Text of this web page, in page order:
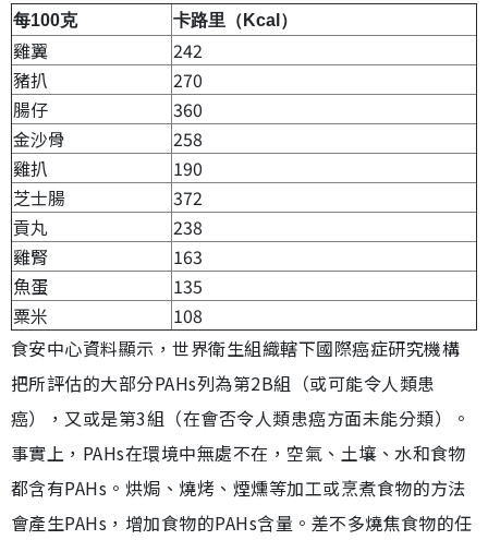
每100克 卡路里（Kcal）
雞翼
242
豬扒
270
腸仔
360
金沙骨
258
雞扒
190
芝士腸
372
貢丸
238
雞腎
163
魚蛋
135
粟米
108
食安中心資料顯示，世界衛生組織轄下國際癌症研究機構
把所評估的大部分PAHs列為第2B組（或可能令人類患
癌），又或是第3組（在會否令人類患癌方面未能分類）。
事實上，PAHs在環境中無處不在，空氣、土壤、水和食物
都含有PAHs。烘焗、燒烤、煙燻等加工或烹煮食物的方法
會產生PAHs，增加食物的PAHs含量。差不多燒焦食物的任